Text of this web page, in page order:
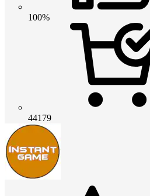
100%
44179